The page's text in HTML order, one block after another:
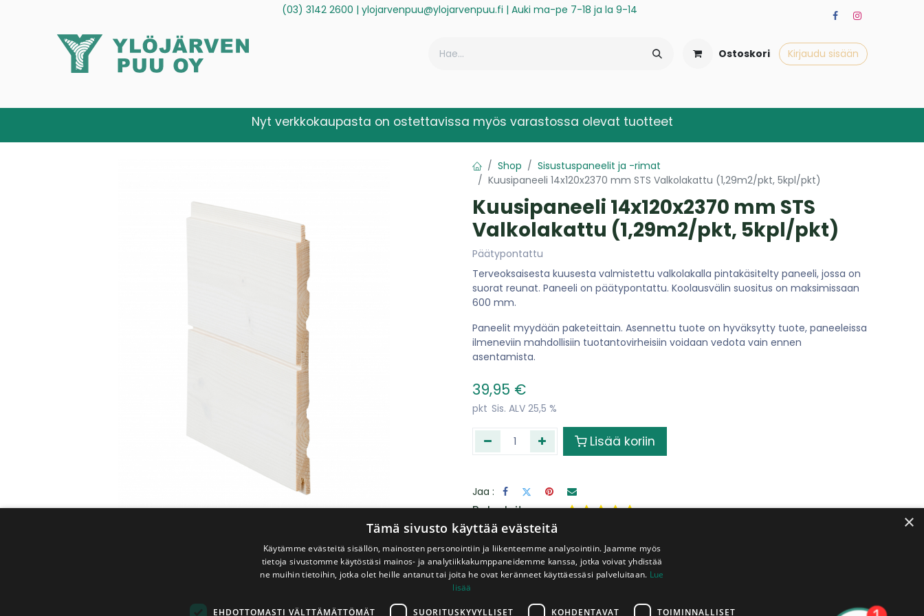
(03) 3142 2600 | ylojarvenpuu@ylojarvenpuu.fi | Auki ma-pe 7-18 ja la 9-14
Ostoskori Kirjaudu sisään
Nyt verkkokaupasta on ostettavissa myös varastossa olevat tuotteet
Shop
Sisustuspaneelit ja -rimat
Kuusipaneeli 14x120x2370 mm STS Valkolakattu (1,29m2/pkt, 5kpl/pkt)
Kuusipaneeli 14x120x2370 mm STS
Valkolakattu (1,29m2/pkt, 5kpl/pkt)
Päätypontattu
Terveoksaisesta kuusesta valmistettu valkolakalla pintakäsitelty paneeli, jossa on
suorat reunat. Paneeli on päätypontattu. Koolausvälin suositus on maksimissaan
600 mm.
Paneelit myydään paketeittain. Asennettu tuote on hyväksytty tuote, paneeleissa
ilmeneviin mahdollisiin tuotantovirheisiin voidaan vedota vain ennen
asentamista.
39,95 €
pkt Sis. ALV 25,5 %
Lisää koriin
Jaa :
​Palveluitamme
Levyt
sahattuna
Peräkärry
lainaan
Toimituksia
kaikkialle
×
Tämä sivusto käyttää evästeitä
Käytämme evästeitä sisällön, mainosten personointiin ja liikenteemme analysointiin. Jaamme myös
tietoja sivustomme käytöstäsi mainos- ja analytiikkakumppaneidemme kanssa, jotka voivat yhdistää
ne muihin tietoihin, jotka olet heille antanut tai joita he ovat keränneet käyttäessäsi palveluitaan. Lue
lisää
EHDOTTOMASTI VÄLTTÄMÄTTÖMÄT SUORITUSKYVYLLISET KOHDENTAVAT TOIMINNALLISET